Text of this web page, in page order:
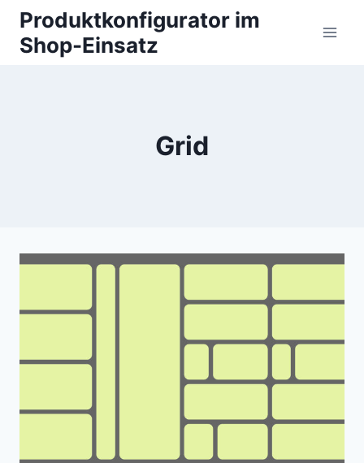
Zum
Inhalt
springen
Produktkonfigurator im
Shop-Einsatz
Grid